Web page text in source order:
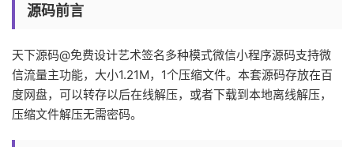
源码前言
天下源码@免费设计艺术签名多种模式微信小程序源码支持微
信流量主功能，大小1.21M，1个压缩文件。本套源码存放在百
度网盘，可以转存以后在线解压，或者下载到本地离线解压，
压缩文件解压无需密码。